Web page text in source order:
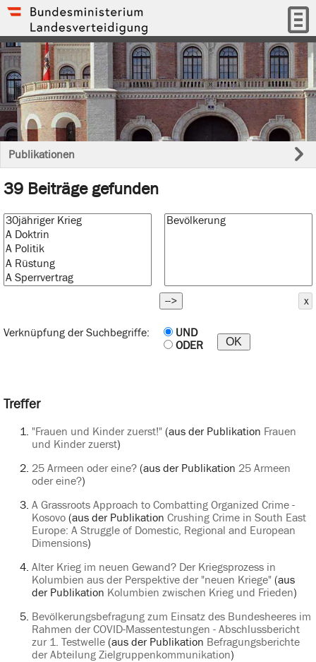
Publikationen
39 Beiträge gefunden
Verknüpfung der Suchbegriffe:
UND
ODER
Treffer
"Frauen und Kinder zuerst!"(aus der Publikation Frauen
und Kinder zuerst)
25 Armeen oder eine?(aus der Publikation 25 Armeen
oder eine?)
A Grassroots Approach to Combatting Organized Crime -
Kosovo(aus der Publikation Crushing Crime in South East
Europe: A Struggle of Domestic, Regional and European
Dimensions)
Alter Krieg im neuen Gewand? Der Kriegsprozess in
Kolumbien aus der Perspektive der "neuen Kriege"(aus
der Publikation Kolumbien zwischen Krieg und Frieden)
Bevölkerungsbefragung zum Einsatz des Bundesheeres im
Rahmen der COVID-Massentestungen - Abschlussbericht
zur 1. Testwelle(aus der Publikation Befragungsberichte
der Abteilung Zielgruppenkommunikation)